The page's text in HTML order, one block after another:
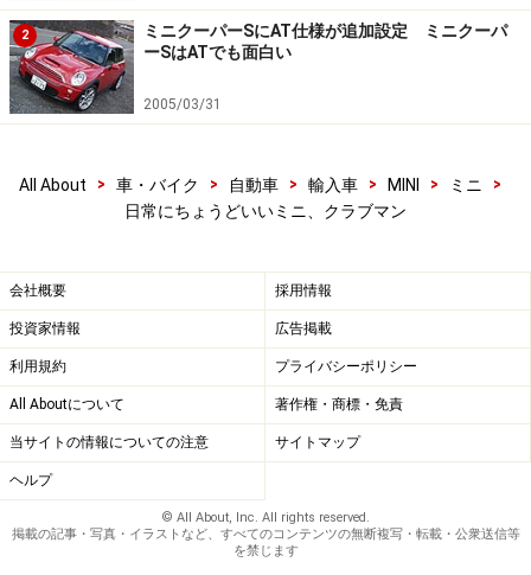
2
ミニクーパーSにAT仕様が追加設定 ミニクーパ
ーSはATでも面白い
2005/03/31
All About > 車・バイク > 自動車 > 輸入車 > MINI > ミニ
>
日常にちょうどいいミニ、クラブマン
会社概要 採用情報
投資家情報 広告掲載
利用規約 プライバシーポリシー
All Aboutについて 著作権・商標・免責
当サイトの情報についての注意 サイトマップ
ヘルプ
© All About, Inc. All rights reserved.
掲載の記事・写真・イラストなど、すべてのコンテンツの無断複写・転載・公衆送信等
を禁じます